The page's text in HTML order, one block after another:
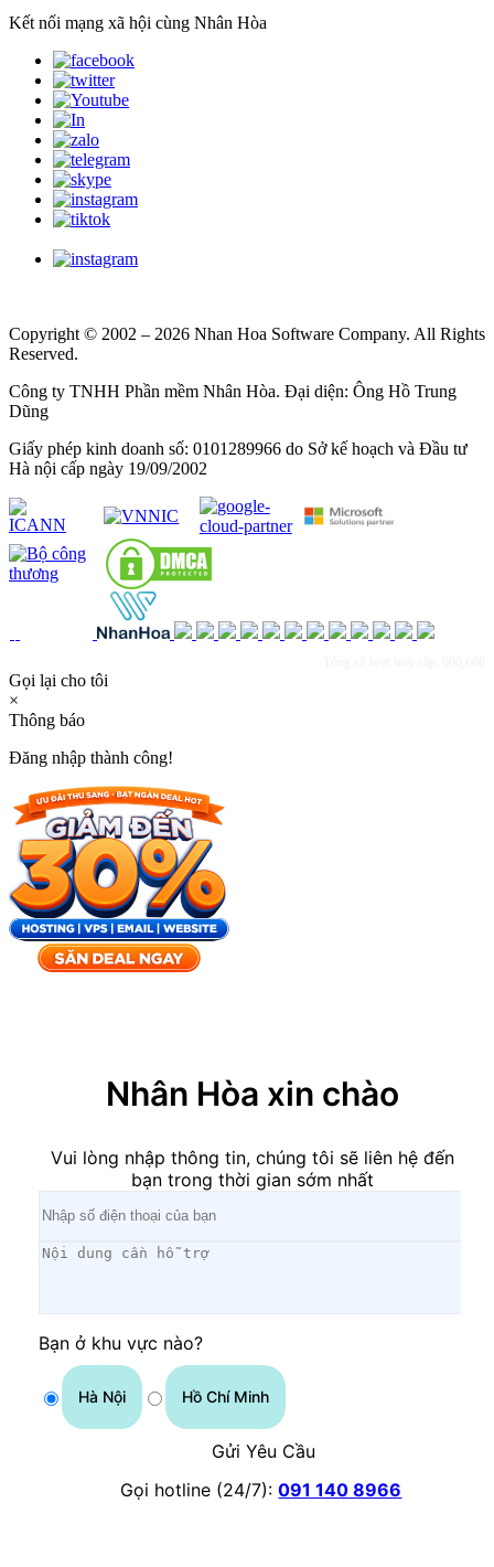
Kết nối mạng xã hội cùng Nhân Hòa
Copyright © 2002 – 2026 Nhan Hoa Software Company. All Rights
Reserved.
Công ty TNHH Phần mềm Nhân Hòa. Đại diện: Ông Hồ Trung
Dũng
Giấy phép kinh doanh số: 0101289966 do Sở kế hoạch và Đầu tư
Hà nội cấp ngày 19/09/2002
Gọi lại cho tôi
×
Thông báo
Đăng nhập thành công!
Nhân Hòa xin chào
Vui lòng nhập thông tin, chúng tôi sẽ liên hệ đến
bạn trong thời gian sớm nhất
Bạn ở khu vực nào?
Hà Nội Hồ Chí Minh
Gửi Yêu Cầu
Gọi hotline (24/7): 091 140 8966